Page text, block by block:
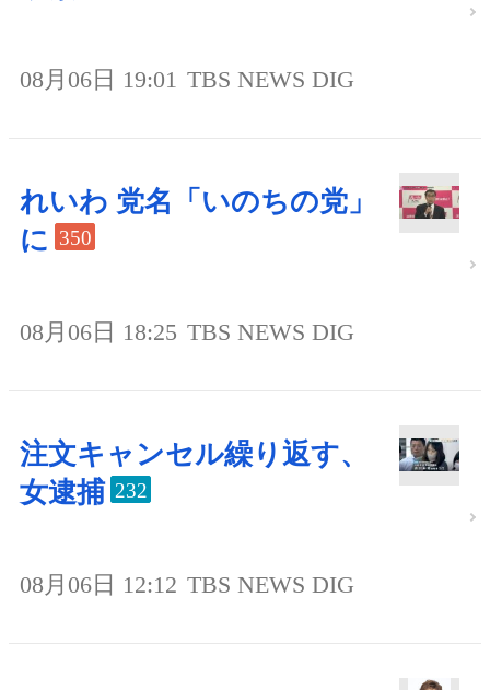
08月06日 19:01 TBS NEWS DIG
れいわ 党名「いのちの党」
に 350
08月06日 18:25 TBS NEWS DIG
注文キャンセル繰り返す、
女逮捕 232
08月06日 12:12 TBS NEWS DIG